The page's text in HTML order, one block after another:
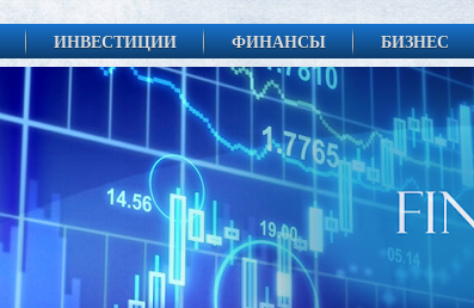
ИНВЕСТИЦИИ ФИНАНСЫ БИЗНЕС